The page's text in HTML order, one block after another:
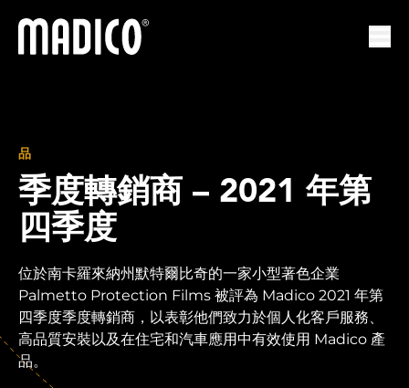
馬迪科
品
季度轉銷商 – 2021 年第
四季度
位於南卡羅來納州默特爾比奇的一家小型著色企業
Palmetto Protection Films 被評為 Madico 2021 年第
四季度季度轉銷商，以表彰他們致力於個人化客戶服務、
高品質安裝以及在住宅和汽車應用中有效使用 Madico 產
品。